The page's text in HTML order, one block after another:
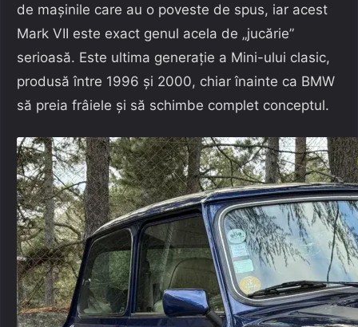
de mașinile care au o poveste de spus, iar acest
Mark VII este exact genul acela de „jucărie”
serioasă. Este ultima generație a Mini-ului clasic,
produsă între 1996 și 2000, chiar înainte ca BMW
să preia frâiele și să schimbe complet conceptul.